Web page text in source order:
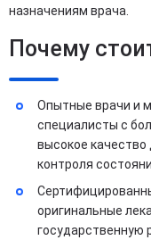
назначениям врача.
Почему
Опытные врачи и
специалисты с
высокое качество
контроля
оригинальные
государственную